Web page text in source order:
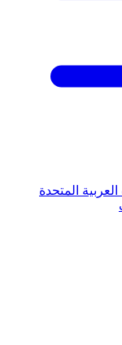
المتحدة